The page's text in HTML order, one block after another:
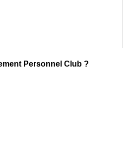
Personnel Club ?